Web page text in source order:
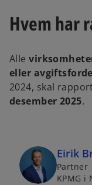
e
w
Hvem har
Alle
eller
2024, skal
desember 2025.
Eirik
Partner
KPMG i